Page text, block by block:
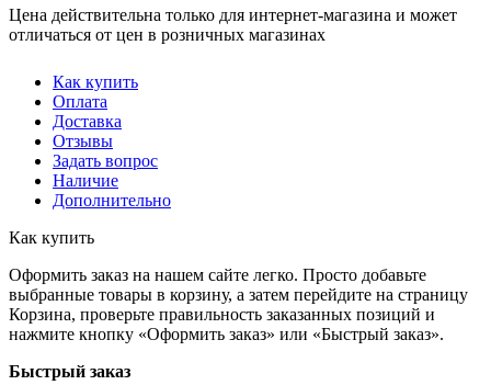
Цена действительна только для интернет-магазина и может
отличаться от цен в розничных магазинах
Как купить
Оплата
Доставка
Отзывы
Задать вопрос
Наличие
Дополнительно
Как купить
Оформить заказ на нашем сайте легко. Просто добавьте
выбранные товары в корзину, а затем перейдите на страницу
Корзина, проверьте правильность заказанных позиций и
нажмите кнопку «Оформить заказ» или «Быстрый заказ».
Быстрый заказ